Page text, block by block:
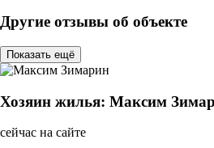
Другие отзывы об объекте
Показать ещё
Хозяин жилья: Максим
сейчас на сайте